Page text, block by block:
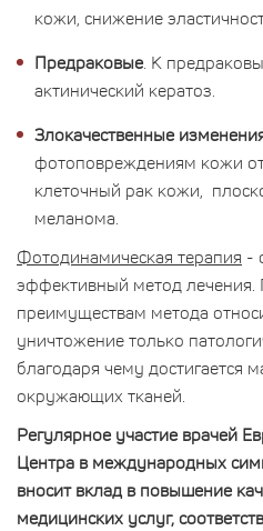
кожи, снижение
Предраковые. К
актинический кератоз.
Злокачественные
фотоповреждениям кожи
клеточный рак кожи,
меланома.
Фотодинамическая терапия -
эффективный метод
преимуществам метода
уничтожение только
благодаря чему достигается
окружающих тканей.
Регулярное участие врачей
Центра в международных
вносит вклад в повышение
медицинских услуг,